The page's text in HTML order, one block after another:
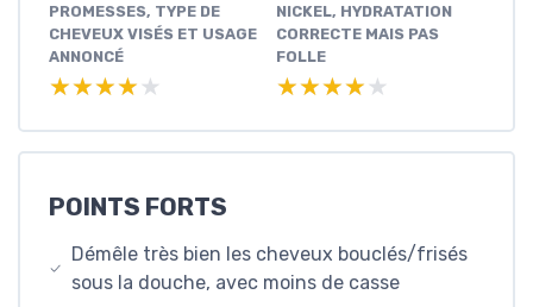
PROMESSES, TYPE DE
CHEVEUX VISÉS ET USAGE
ANNONCÉ
★★★★★
★★★★★
NICKEL, HYDRATATION
CORRECTE MAIS PAS
FOLLE
★★★★★
★★★★★
POINTS FORTS
Démêle très bien les cheveux bouclés/frisés
sous la douche, avec moins de casse